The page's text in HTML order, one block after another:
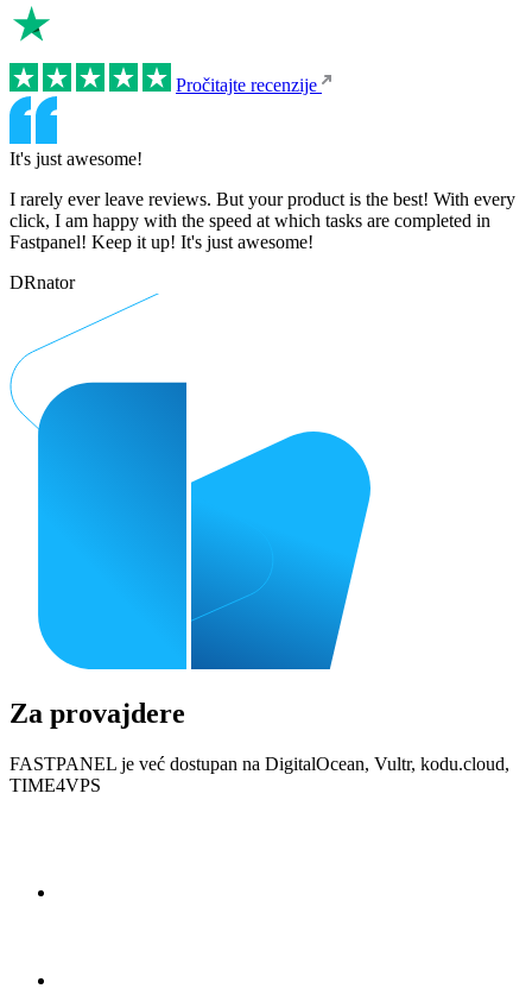
Pročitajte recenzije
It's just awesome!
I rarely ever leave reviews. But your product is the best! With every
click, I am happy with the speed at which tasks are completed in
Fastpanel! Keep it up! It's just awesome!
DRnator
Za provajdere
FASTPANEL je već dostupan na DigitalOcean, Vultr, kodu.cloud,
TIME4VPS